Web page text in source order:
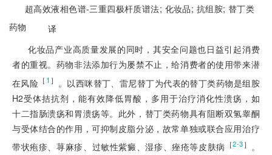
超高效液相色谱-三重四极杆质谱法; 化妆品; 抗组胺; 替丁类
药物
译
化妆品产业高质量发展的同时，其安全问题也日益引起消费
者的重视。药物非法添加行为屡禁不止，给消费者的使用带来潜
在风险 ［ 1 ］
。以西咪替丁、雷尼替丁为代表的替丁类药物是组胺
H2受体拮抗剂，能有效降低胃酸，多用于治疗消化性溃疡，如
十二指肠溃疡和胃溃疡等。此外，替丁类药物具有阻断双氢睾酮
与受体结合的作用，可抑制皮脂分泌，故常单独或联合应用治疗
带状疱疹、荨麻疹、过敏性紫癜、湿疹、痤疮等皮肤病 ［2-3］ 。